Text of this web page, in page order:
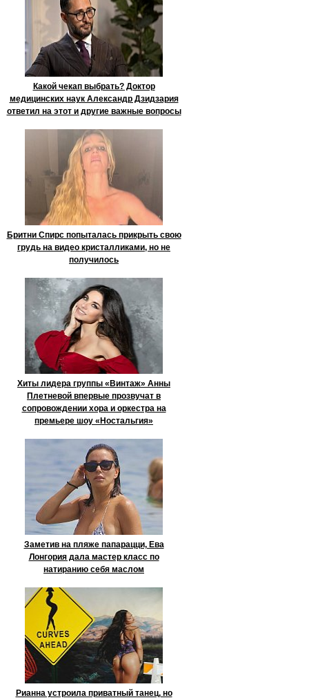
Какой чекап выбрать? Доктор
медицинских наук Александр Дзидзария
ответил на этот и другие важные вопросы
Бритни Спирс попыталась прикрыть свою
грудь на видео кристалликами, но не
получилось
Хиты лидера группы «Винтаж» Анны
Плетневой впервые прозвучат в
сопровождении хора и оркестра на
премьере шоу «Ностальгия»
Заметив на пляже папарацци, Ева
Лонгория дала мастер класс по
натиранию себя маслом
Рианна устроила приватный танец, но